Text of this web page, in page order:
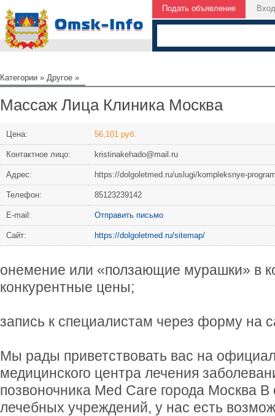
Подать объявление Вход
Категории » Другое »
Массаж Лица Клиника Москва
Цена: 56,101 руб.
Контактное лицо: kristinakehado@mail.ru
Адрес: https://dolgoletmed.ru/uslugi/kompleksnye-
Телефон: 85123239142
Е-mail: Отправить письмо
Сайт: https://dolgoletmed.ru/sitemap/
онемение или «ползающие мурашки» в
конкурентные цены;
запись к специалистам через форму на
Мы рады приветствовать вас на
медицинского центра лечения
позвоночника Med Care города Москва В
лечебных учреждений, у нас есть